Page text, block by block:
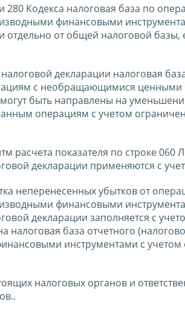
280 Кодекса налоговая база по
финансовыми
отдельно от общей налоговой
декларации налоговая
с необращающимися
быть направлены на
операциям с учетом
расчета показателя по строке 060
декларации применяются с
неперенесенных убытков от
финансовыми
декларации заполняется с
база отчетного
инструментами с учетом
налоговых органов и